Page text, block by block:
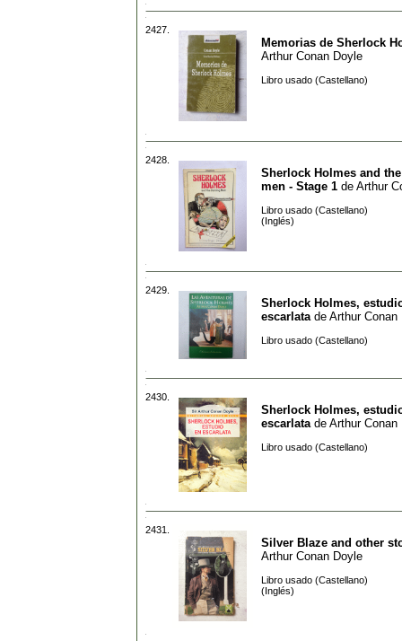
2427.
Memorias de Sherlock
Arthur Conan Doyle
Libro usado (Castellano)
2428.
Sherlock Holmes and
men - Stage 1 de Arthur
Libro usado (Castellano)
(Inglés)
2429.
Sherlock Holmes,
escarlata de Arthur Conan
Libro usado (Castellano)
2430.
Sherlock Holmes,
escarlata de Arthur Conan
Libro usado (Castellano)
2431.
Silver Blaze and other
Arthur Conan Doyle
Libro usado (Castellano)
(Inglés)